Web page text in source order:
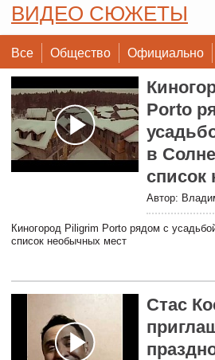
ВИДЕО СЮЖЕТЫ
Все Общество Официально
Porto
в
Автор:
Киногород Piligrim Porto рядом с
список необычных мест
Стас